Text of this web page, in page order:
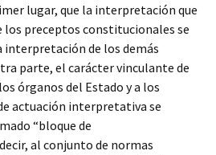
lugar, que la interpretación que
los preceptos constitucionales se
interpretación de los demás
parte, el carácter vinculante de
órganos del Estado y a los
actuación interpretativa se
“bloque de
al conjunto de normas